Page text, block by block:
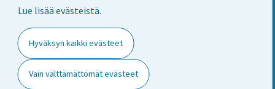
Lue lisää evästeistä.
Hyväksyn kaikki evästeet
Vain välttämättömät evästeet
Saavutettavuus
Tietoa sivustosta
Evästeasetukset